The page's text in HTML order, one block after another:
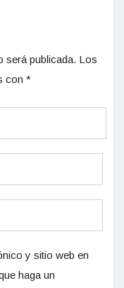
será publicada. Los
con *
y sitio web en
haga un